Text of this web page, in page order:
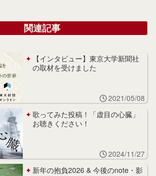
関連記事
【インタビュー】東京大学新聞社
の取材を受けました
2021/05/08
歌ってみた投稿！「虚目の心臓」
お聴きください！
2024/11/27
新年の抱負2026 & 今後のnote・影